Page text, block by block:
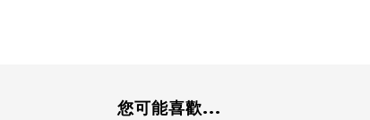
您可能喜歡...